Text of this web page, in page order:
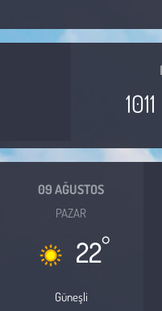
09 AĞUSTOS
PAZAR
22°
Güneşli